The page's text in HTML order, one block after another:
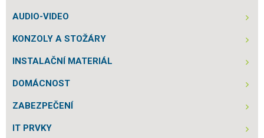
AUDIO-VIDEO
KONZOLY A STOŽÁRY
INSTALAČNÍ MATERIÁL
DOMÁCNOST
ZABEZPEČENÍ
IT PRVKY